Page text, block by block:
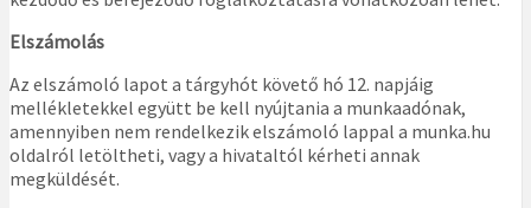
Elszámolás
Az elszámoló lapot a tárgyhót követő hó 12. napjáig
mellékletekkel együtt be kell nyújtania a munkaadónak,
amennyiben nem rendelkezik elszámoló lappal a munka.hu
oldalról letöltheti, vagy a hivataltól kérheti annak
megküldését.